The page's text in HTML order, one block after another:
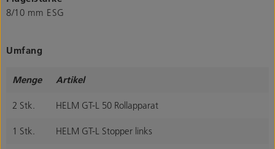
8/10 mm ESG
Umfang
Menge Artikel
2 Stk. HELM GT-L 50 Rollapparat
1 Stk. HELM GT-L Stopper links